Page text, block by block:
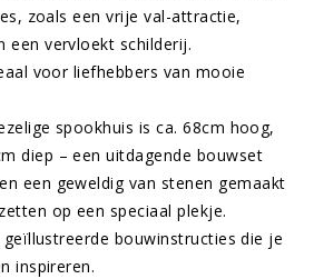
zoals een vrije val-attractie,
een vervloekt schilderij.
voor liefhebbers van mooie
spookhuis is ca. 68cm hoog,
diep – een uitdagende bouwset
een geweldig van stenen gemaakt
op een speciaal plekje.
bouwinstructies die je
inspireren.